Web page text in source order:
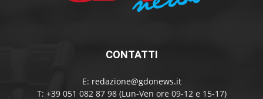
CONTATTI
E: redazione@gdonews.it
T: +39 051 082 87 98 (Lun-Ven ore 09-12 e 15-17)